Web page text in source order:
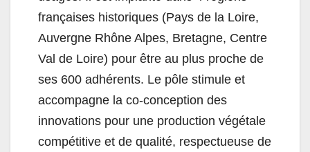
françaises historiques (Pays de la Loire,
Auvergne Rhône Alpes, Bretagne, Centre
Val de Loire) pour être au plus proche de
ses 600 adhérents. Le pôle stimule et
accompagne la co-conception des
innovations pour une production végétale
compétitive et de qualité, respectueuse de